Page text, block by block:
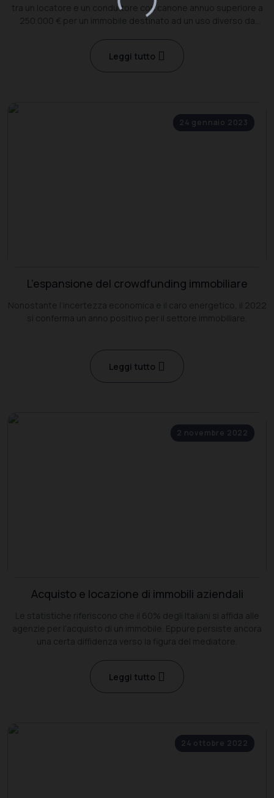
tra un locatore e un conduttore con canone annuo superiore a
250.000 € per un immobile destinato ad un uso diverso da
Leggi tutto
24 gennaio 2023
L’espansione del crowdfunding immobiliare
Nonostante l’incertezza economica e il caro energetico, il 2022
si conferma un anno positivo per il settore immobiliare.
Leggi tutto
2 novembre 2022
Acquisto e locazione di immobili aziendali
Le statistiche riferiscono che il 60% degli Italiani si affida alle
agenzie per l’acquisto di un immobile. Eppure persiste ancora
una certa diffidenza verso la figura del mediatore.
Leggi tutto
24 ottobre 2022